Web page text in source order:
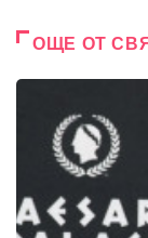
ОЩЕ ОТ